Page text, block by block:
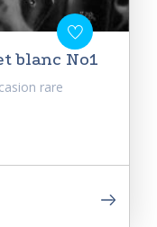
blanc No1
rare